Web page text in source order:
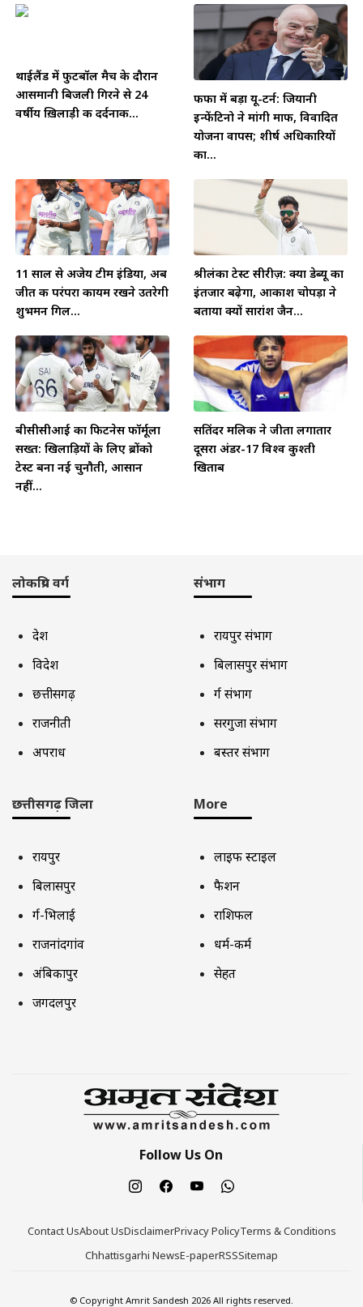
थाईलैंड में फुटबॉल मैच के दौरान
आसमानी बिजली गिरने से 24
वर्षीय ख़िलाड़ी की दर्दनाक...
फीफा में बड़ा यू-टर्न: जियानी
इन्फेंटिनो ने मांगी माफी, विवादित
योजना वापस; शीर्ष अधिकारियों
का...
11 साल से अजेय टीम इंडिया, अब
जीत की परंपरा कायम रखने उतरेगी
शुभमन गिल...
श्रीलंका टेस्ट सीरीज़: क्या डेब्यू का
इंतजार बढ़ेगा, आकाश चोपड़ा ने
बताया क्यों सारांश जैन...
बीसीसीआई का फिटनेस फॉर्मूला
सख्त: खिलाड़ियों के लिए ब्रोंको
टेस्ट बना नई चुनौती, आसान
नहीं...
सतिंदर मलिक ने जीता लगातार
दूसरा अंडर-17 विश्व कुश्ती
खिताब
लोकप्रिय वर्ग
देश
विदेश
छत्तीसगढ़
राजनीती
अपराध
संभाग
रायपुर संभाग
बिलासपुर संभाग
दुर्ग संभाग
सरगुजा संभाग
बस्तर संभाग
छत्तीसगढ़ जिला
रायपुर
बिलासपुर
दुर्ग-भिलाई
राजनांदगांव
अंबिकापुर
जगदलपुर
More
लाइफ स्टाइल
फैशन
राशिफल
धर्म-कर्म
सेहत
Follow Us On
Contact UsAbout UsDisclaimerPrivacy PolicyTerms & Conditions
Chhattisgarhi NewsE-paperRSSSitemap
© Copyright Amrit Sandesh 2026 All rights reserved.